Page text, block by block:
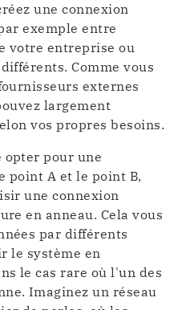
une connexion
exemple entre
votre entreprise ou
Comme vous
externes
largement
vos propres besoins.
opter pour une
point A et le point B,
une connexion
en anneau. Cela vous
par différents
le système en
le cas rare où l'un des
Imaginez un réseau